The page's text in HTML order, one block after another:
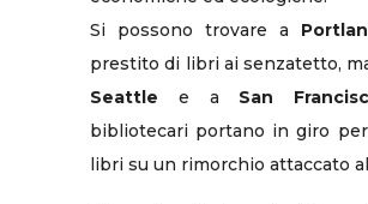
Si possono trovare a
prestito di libri ai senzatetto,
Seattle e a San
bibliotecari portano in giro
libri su un rimorchio attaccato